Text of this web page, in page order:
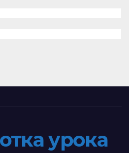
урока